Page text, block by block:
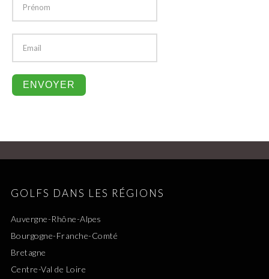
GOLFS DANS LES RÉGIONS
Auvergne-Rhône-Alpes
Bourgogne-Franche-Comté
Bretagne
Centre-Val de Loire